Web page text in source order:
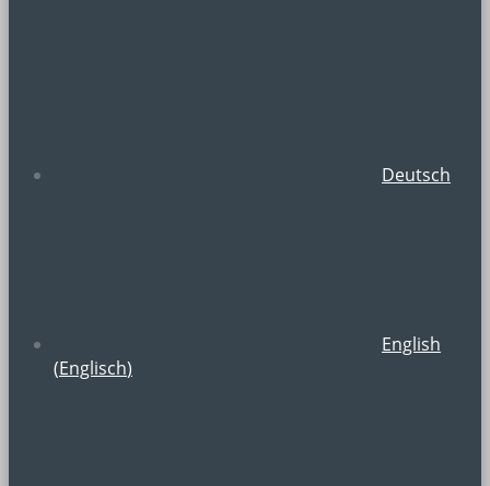
Deutsch
English
(Englisch)